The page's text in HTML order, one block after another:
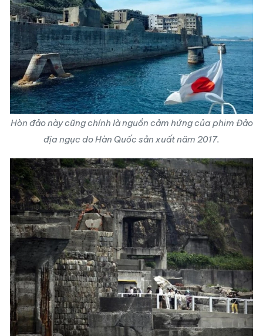
Hòn đảo này cũng chính là nguồn cảm hứng của phim Đảo
địa ngục do Hàn Quốc sản xuất năm 2017.